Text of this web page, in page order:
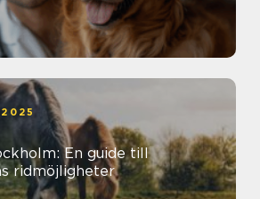
En guide till
ridmöjligheter